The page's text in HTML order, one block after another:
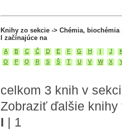
Knihy zo sekcie -> Chémia,
I začínajúce na
A B C Č D E F G H I J
O
P Q R S Š T U V W X
celkom 3 knih v
Zobraziť ďalšie
I | 1